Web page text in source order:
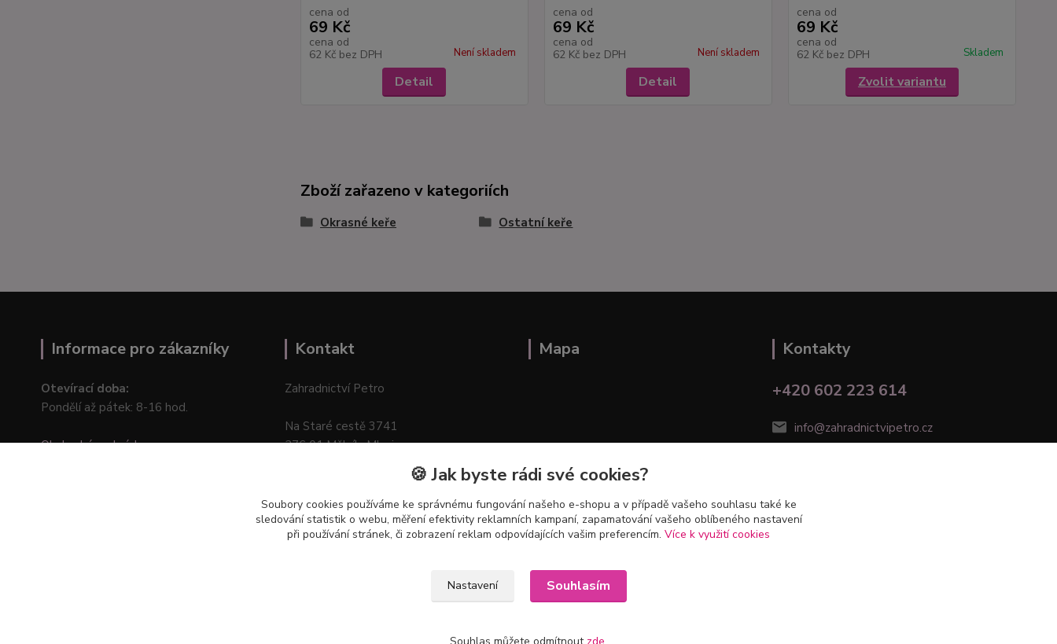
cena od
69 Kč
cena od
62 Kč bez DPH Není skladem
Detail
cena od
69 Kč
cena od
62 Kč bez DPH Není skladem
Detail
cena od
69 Kč
cena od
62 Kč bez DPH Skladem
Zvolit variantu
Zboží zařazeno v kategoriích
Okrasné keře Ostatní keře
Informace pro zákazníky
Otevírací doba:
Pondělí až pátek: 8-16 hod.
Obchodní podmínky
Kontakt
Zahradnictví Petro
Na Staré cestě 3741
276 01 Mělník–Mlazice
Mapa
Kontakty
+420 602 223 614
info@zahradnictvipetro.cz
🍪 Jak byste rádi své cookies?
Soubory cookies používáme ke správnému fungování našeho e-shopu a v případě vašeho souhlasu také ke
sledování statistik o webu, měření efektivity reklamních kampaní, zapamatování vašeho oblíbeného nastavení
při používání stránek, či zobrazení reklam odpovídajících vašim preferencím. Více k využití cookies
Nastavení Souhlasím